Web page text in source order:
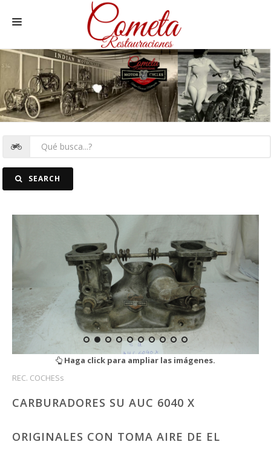
MOTOS NACIONALES Y OTRAS
REC. MOTOS
FOTOSSEARCH
Haga click para ampliar las imágenes.
REC. COCHESs
CARBURADORES SU AUC 6040 X
ORIGINALES CON TOMA AIRE DE EL